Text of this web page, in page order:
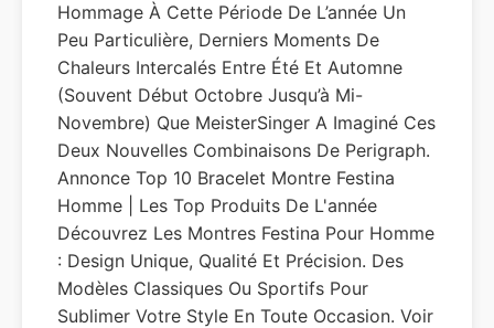
Hommage À Cette Période De L’année Un
Peu Particulière, Derniers Moments De
Chaleurs Intercalés Entre Été Et Automne
(souvent Début Octobre Jusqu’à Mi-
Novembre) Que MeisterSinger A Imaginé Ces
Deux Nouvelles Combinaisons De Perigraph.
Annonce Top 10 Bracelet Montre Festina
Homme | Les Top Produits De L'année
Découvrez Les Montres Festina Pour Homme
: Design Unique, Qualité Et Précision. Des
Modèles Classiques Ou Sportifs Pour
Sublimer Votre Style En Toute Occasion. Voir